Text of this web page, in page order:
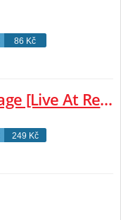
86 Kč
G2 Acoustic Stage [Live At Retro Music Hall / 2013]
249 Kč